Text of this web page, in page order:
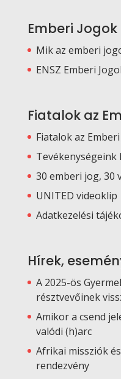
Emberi Jogok
Mik az emberi
ENSZ Emberi
Fiatalok az
Fiatalok az
30 emberi jog, 30
UNITED videoklip
Adatkezelési
Hírek,
A 2025-ös
résztvevőinek
Amikor a csend
valódi (h)arc
Afrikai missziók
rendezvény